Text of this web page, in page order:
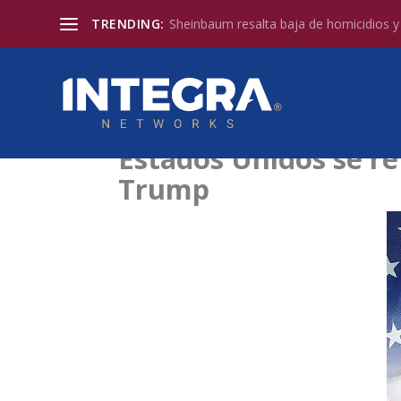
TRENDING: Sheinbaum resalta baja de homicidios
Estados Unidos se
Trump